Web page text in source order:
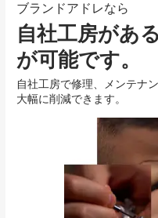
ブランドアドレなら
自社工房があ
が可能です。
自社工房で修理、メンテナ
大幅に削減できます。